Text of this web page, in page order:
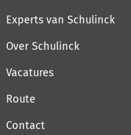
Experts van Schulinck
Over Schulinck
Vacatures
Route
Contact